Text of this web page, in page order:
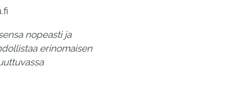
nopeasti ja
erinomaisen